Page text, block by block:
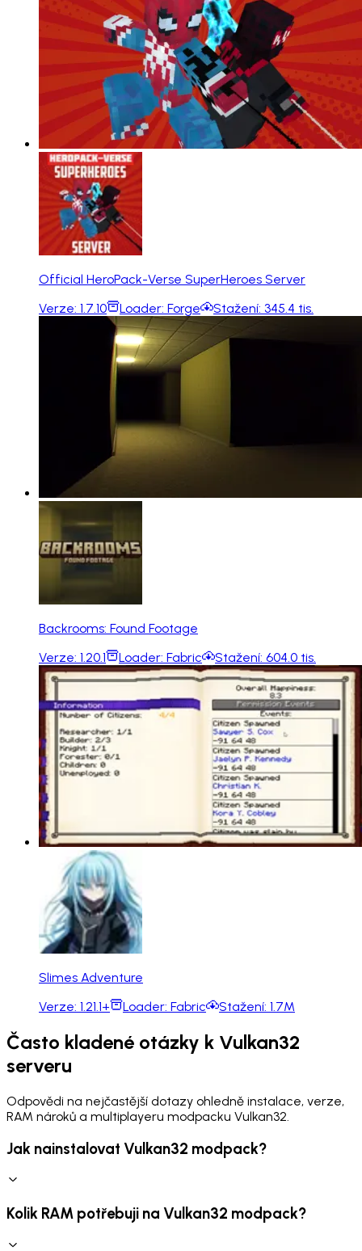
Official HeroPack-Verse SuperHeroes Server
Verze: 1.7.10 Loader: Forge Stažení: 345.4 tis.
Backrooms: Found Footage
Verze: 1.20.1 Loader: Fabric Stažení: 604.0 tis.
Slimes Adventure
Verze: 1.21.1+ Loader: Fabric Stažení: 1.7M
Často kladené otázky k Vulkan32
serveru
Odpovědi na nejčastější dotazy ohledně instalace, verze,
RAM nároků a multiplayeru modpacku Vulkan32.
Jak nainstalovat Vulkan32 modpack?
Kolik RAM potřebuji na Vulkan32 modpack?